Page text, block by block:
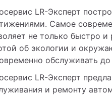
LR-Эксперт
Самое
не только быстро
об экологии и
обслуживать
LR-Эксперт
и ремонту